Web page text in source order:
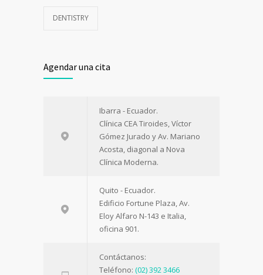
DENTISTRY
Agendar una cita
Ibarra - Ecuador.
Clínica CEA Tiroides, Víctor
Gómez Jurado y Av. Mariano
Acosta, diagonal a Nova
Clínica Moderna.
Quito - Ecuador.
Edificio Fortune Plaza, Av.
Eloy Alfaro N-143 e Italia,
oficina 901.
Contáctanos:
Teléfono: (02) 392 3466